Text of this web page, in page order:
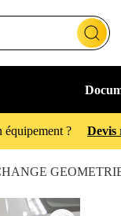
Offre de